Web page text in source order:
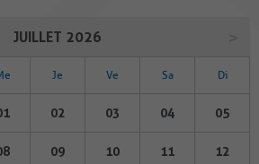
JUILLET 2026
Je Ve Sa Di
02 03 04 05
09 10 11 12